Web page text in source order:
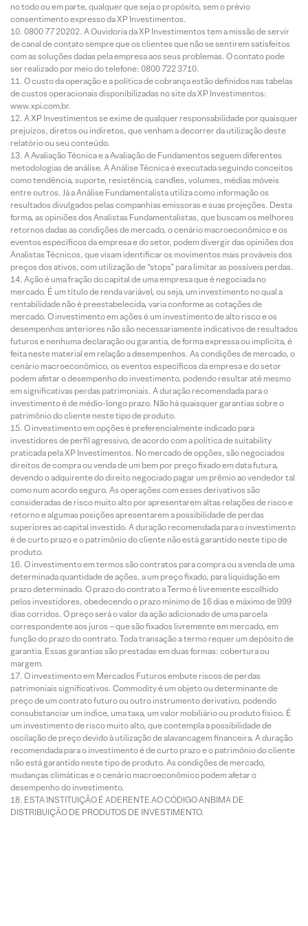
no todo ou em parte, qualquer que seja o propósito, sem o prévio
consentimento expresso da XP Investimentos.
0800 77 20202. A Ouvidoria da XP Investimentos tem a missão de servir
de canal de contato sempre que os clientes que não se sentirem satisfeitos
com as soluções dadas pela empresa aos seus problemas. O contato pode
ser realizado por meio do telefone: 0800 722 3710.
O custo da operação e a política de cobrança estão definidos nas tabelas
de custos operacionais disponibilizadas no site da XP Investimentos:
www.xpi.com.br.
A XP Investimentos se exime de qualquer responsabilidade por quaisquer
prejuízos, diretos ou indiretos, que venham a decorrer da utilização deste
relatório ou seu conteúdo.
A Avaliação Técnica e a Avaliação de Fundamentos seguem diferentes
metodologias de análise. A Análise Técnica é executada seguindo conceitos
como tendência, suporte, resistência, candles, volumes, médias móveis
entre outros. Já a Análise Fundamentalista utiliza como informação os
resultados divulgados pelas companhias emissoras e suas projeções. Desta
forma, as opiniões dos Analistas Fundamentalistas, que buscam os melhores
retornos dadas as condições de mercado, o cenário macroeconômico e os
eventos específicos da empresa e do setor, podem divergir das opiniões dos
Analistas Técnicos, que visam identificar os movimentos mais prováveis dos
preços dos ativos, com utilização de “stops” para limitar as possíveis perdas.
Ação é uma fração do capital de uma empresa que é negociada no
mercado. É um título de renda variável, ou seja, um investimento no qual a
rentabilidade não é preestabelecida, varia conforme as cotações de
mercado. O investimento em ações é um investimento de alto risco e os
desempenhos anteriores não são necessariamente indicativos de resultados
futuros e nenhuma declaração ou garantia, de forma expressa ou implícita, é
feita neste material em relação a desempenhos. As condições de mercado, o
cenário macroeconômico, os eventos específicos da empresa e do setor
podem afetar o desempenho do investimento, podendo resultar até mesmo
em significativas perdas patrimoniais. A duração recomendada para o
investimento é de médio-longo prazo. Não há quaisquer garantias sobre o
patrimônio do cliente neste tipo de produto.
O investimento em opções é preferencialmente indicado para
investidores de perfil agressivo, de acordo com a política de suitability
praticada pela XP Investimentos. No mercado de opções, são negociados
direitos de compra ou venda de um bem por preço fixado em data futura,
devendo o adquirente do direito negociado pagar um prêmio ao vendedor tal
como num acordo seguro. As operações com esses derivativos são
consideradas de risco muito alto por apresentarem altas relações de risco e
retorno e algumas posições apresentarem a possibilidade de perdas
superiores ao capital investido. A duração recomendada para o investimento
é de curto prazo e o patrimônio do cliente não está garantido neste tipo de
produto.
O investimento em termos são contratos para compra ou a venda de uma
determinada quantidade de ações, a um preço fixado, para liquidação em
prazo determinado. O prazo do contrato a Termo é livremente escolhido
pelos investidores, obedecendo o prazo mínimo de 16 dias e máximo de 999
dias corridos. O preço será o valor da ação adicionado de uma parcela
correspondente aos juros – que são fixados livremente em mercado, em
função do prazo do contrato. Toda transação a termo requer um depósito de
garantia. Essas garantias são prestadas em duas formas: cobertura ou
margem.
O investimento em Mercados Futuros embute riscos de perdas
patrimoniais significativos. Commodity é um objeto ou determinante de
preço de um contrato futuro ou outro instrumento derivativo, podendo
consubstanciar um índice, uma taxa, um valor mobiliário ou produto físico. É
um investimento de risco muito alto, que contempla a possibilidade de
oscilação de preço devido à utilização de alavancagem financeira. A duração
recomendada para o investimento é de curto prazo e o patrimônio do cliente
não está garantido neste tipo de produto. As condições de mercado,
mudanças climáticas e o cenário macroeconômico podem afetar o
desempenho do investimento.
ESTA INSTITUIÇÃO É ADERENTE AO CÓDIGO ANBIMA DE
DISTRIBUIÇÃO DE PRODUTOS DE INVESTIMENTO.